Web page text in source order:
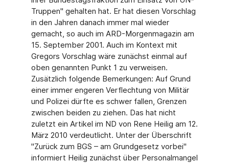
Truppen" gehalten hat. Er hat diesen Vorschlag
in den Jahren danach immer mal wieder
gemacht, so auch im ARD-Morgenmagazin am
15. September 2001. Auch im Kontext mit
Gregors Vorschlag wäre zunächst einmal auf
oben genannten Punkt 1 zu verweisen.
Zusätzlich folgende Bemerkungen: Auf Grund
einer immer engeren Verflechtung von Militär
und Polizei dürfte es schwer fallen, Grenzen
zwischen beiden zu ziehen. Das hat nicht
zuletzt ein Artikel im ND von Rene Heilig am 12.
März 2010 verdeutlicht. Unter der Überschrift
"Zurück zum BGS – am Grundgesetz vorbei"
informiert Heilig zunächst über Personalmangel